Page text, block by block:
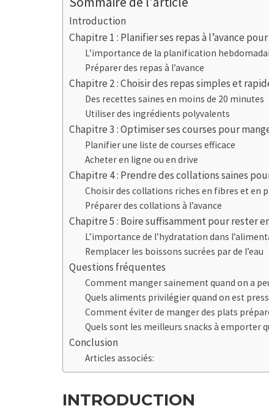
Introduction
Chapitre 1 : Planifier ses repas à l’avance
L’importance de la planification
Préparer des repas à l’avance
Chapitre 2 : Choisir des repas simples et
Des recettes saines en moins de 20 minutes
Utiliser des ingrédients polyvalents
Chapitre 3 : Optimiser ses courses pour
Planifier une liste de courses efficace
Acheter en ligne ou en drive
Chapitre 4 : Prendre des collations saines
Choisir des collations riches en fibres et en
Préparer des collations à l’avance
Chapitre 5 : Boire suffisamment pour rester
L’importance de l’hydratation dans
Remplacer les boissons sucrées par de l’eau
Questions fréquentes
Comment manger sainement quand on a
Quels aliments privilégier quand on est
Comment éviter de manger des plats
Quels sont les meilleurs snacks à emporter
Conclusion
Articles associés:
INTRODUCTION